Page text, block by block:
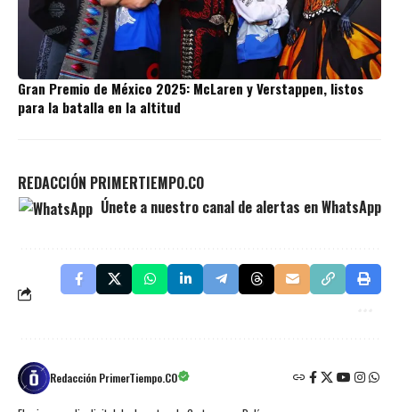
Gran Premio de México 2025: McLaren y Verstappen, listos
para la batalla en la altitud
REDACCIÓN PRIMERTIEMPO.CO
Únete a nuestro canal de alertas en WhatsApp
Redacción PrimerTiempo.CO